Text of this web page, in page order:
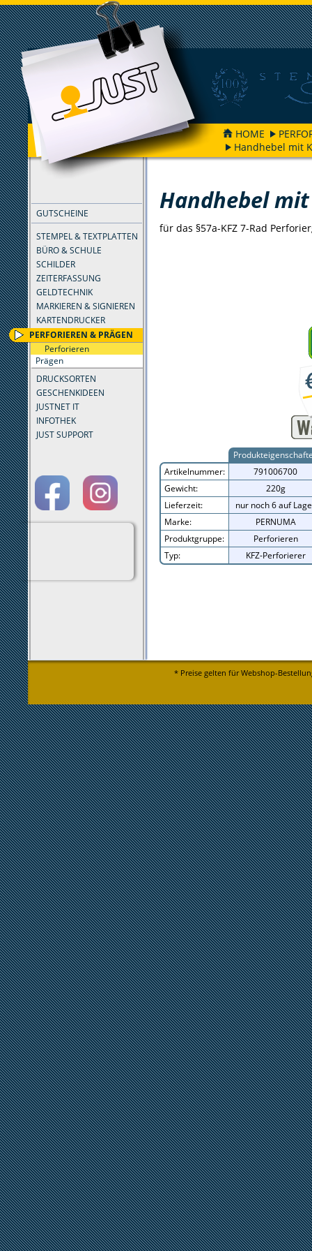
HOME
Handhebel mit
GUTSCHEINE
STEMPEL & TEXTPLATTEN
BÜRO & SCHULE
SCHILDER
ZEITERFASSUNG
GELDTECHNIK
MARKIEREN & SIGNIEREN
KARTENDRUCKER
PERFORIEREN & PRÄGEN
Perforieren
Prägen
DRUCKSORTEN
GESCHENKIDEEN
JUSTNET IT
INFOTHEK
JUST SUPPORT
FILTER
Handhebel
für das §57a-KFZ 7-Rad
Artikelnummer:
791006700
Gewicht:
220g
Lieferzeit:
nur noch 6 auf
Marke:
PERNUMA
Produktgruppe:
Perforieren
Typ:
KFZ-Perforierer
* Preise gelten für Webshop-